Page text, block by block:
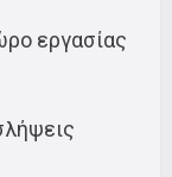
εργασίας